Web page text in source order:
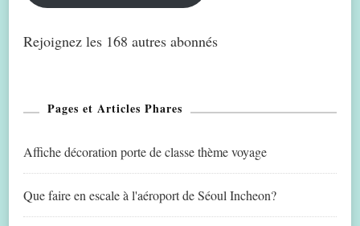
Rejoignez les 168 autres abonnés
Pages et Articles Phares
Affiche décoration porte de classe thème voyage
Que faire en escale à l'aéroport de Séoul Incheon?